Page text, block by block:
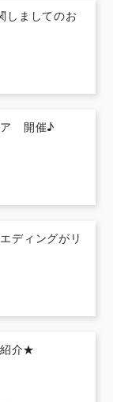
しましてのお
ア 開催♪
ディングがリ
介★